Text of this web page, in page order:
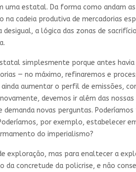
uma estatal. Da forma como andam
na cadeia produtiva de mercadorias
a lógica das zonas de
simplesmente porque antes
— no máximo, refinaremos e
aumentar o perfil de emissões,
devemos ir além das
novas perguntas.
por exemplo, estabelecer
do imperialismo?
exploração, mas para enaltecer a
concretude da policrise, e não